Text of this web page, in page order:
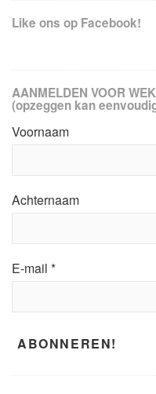
Like ons op Facebook!
AANMELDEN VOOR
(opzeggen kan
Voornaam
Achternaam
E-mail *